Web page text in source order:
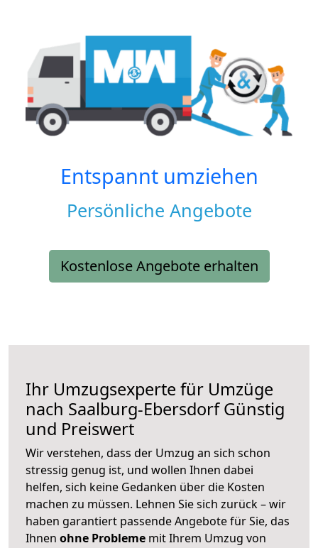
Entspannt umziehen
Persönliche Angebote
Kostenlose Angebote erhalten
Ihr Umzugsexperte für Umzüge
nach Saalburg-EbersdorfGünstig
und Preiswert
Wir verstehen, dass der Umzug an sich schon
stressig genug ist, und wollen Ihnen dabei
helfen, sich keine Gedanken über die Kosten
machen zu müssen. Lehnen Sie sich zurück – wir
haben garantiert passende Angebote für Sie, das
Ihnen ohne Probleme mit Ihrem Umzug von